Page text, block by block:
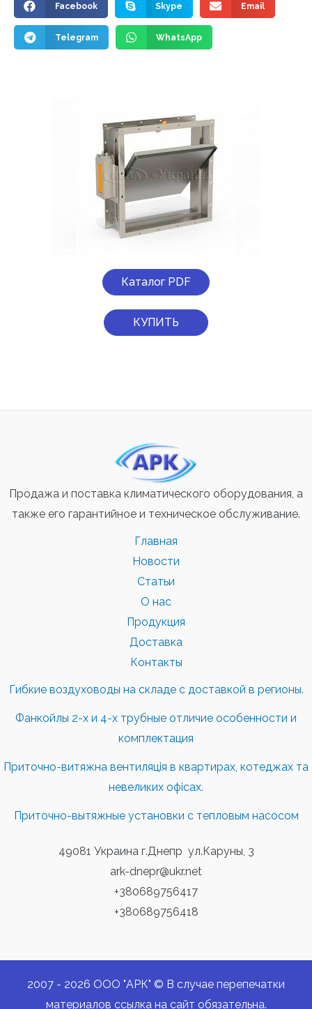
Каталог PDF
КУПИТЬ
Facebook Skype Email
Telegram WhatsApp
Продажа и поставка климатического оборудования, а
также его гарантийное и техническое обслуживание.
Главная
Новости
Статьи
О нас
Продукция
Доставка
Контакты
Гибкие воздуховоды на складе с доставкой в регионы.
Фанкойлы 2-х и 4-х трубные отличие особенности и
комплектация
Приточно-витяжна вентиляція в квартирах, котеджах та
невеликих офісах.
Приточно-вытяжные установки с тепловым насосом
49081 Украина г.Днепр ул.Каруны, 3
ark-dnepr@ukr.net
+380689756417
+380689756418
2007 - 2026 ООО "АРК" © В случае перепечатки
материалов ссылка на сайт обязательна.